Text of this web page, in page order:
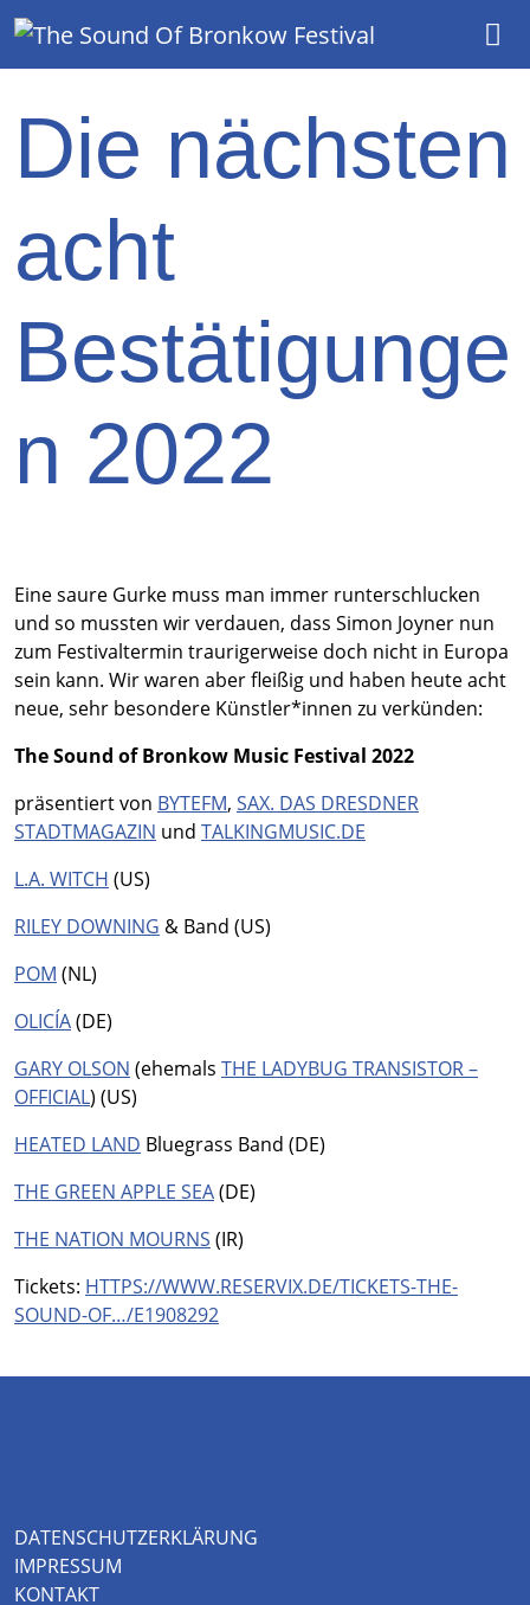
Hauptnavigation
Die nächsten
acht
Bestätigunge
n 2022
Eine saure Gurke muss man immer runterschlucken
und so mussten wir verdauen, dass Simon Joyner nun
zum Festivaltermin traurigerweise doch nicht in Europa
sein kann. Wir waren aber fleißig und haben heute acht
neue, sehr besondere Künstler*innen zu verkünden:
The Sound of Bronkow Music Festival 2022
präsentiert von BYTEFM, SAX. DAS DRESDNER
STADTMAGAZIN und TALKINGMUSIC.DE
L.A. WITCH (US)
RILEY DOWNING & Band (US)
POM (NL)
OLICÍA(DE)
GARY OLSON (ehemals THE LADYBUG TRANSISTOR –
OFFICIAL) (US)
HEATED LAND Bluegrass Band (DE)
THE GREEN APPLE SEA(DE)
THE NATION MOURNS (IR)
Tickets: HTTPS://WWW.RESERVIX.DE/TICKETS-THE-
SOUND-OF…/E1908292
DATENSCHUTZERKLÄRUNG
IMPRESSUM
KONTAKT